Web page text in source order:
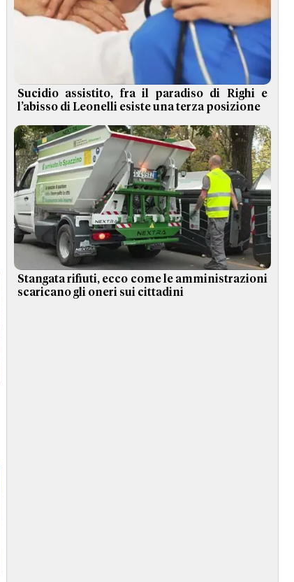
Sucidio assistito, fra il paradiso di Righi e
l’abisso di Leonelli esiste una terza posizione
Stangata rifiuti, ecco come le amministrazioni
scaricano gli oneri sui cittadini